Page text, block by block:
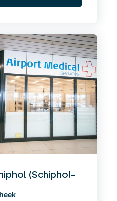
(Schiphol-